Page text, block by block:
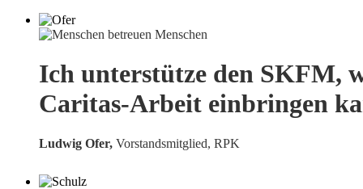
Ich unterstütze den SKFM,
Caritas-Arbeit einbringen
Ludwig Ofer, Vorstandsmitglied, RPK